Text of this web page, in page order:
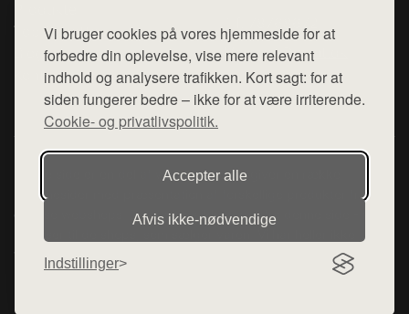
Vi bruger cookies på vores hjemmeside for at
forbedre din oplevelse, vise mere relevant
indhold og analysere trafikken. Kort sagt: for at
siden fungerer bedre – ikke for at være irriterende.
Cookie- og privatlivspolitik.
Accepter alle
Afvis ikke‑nødvendige
Indstillinger
Top Rabatter
Blog
Kontakt
Mail: hej@want.dk
Cookie- og privatlivspolitik
Denne side er en del af want.dk, der udgiver en række
hjemmesider med præsentation af forskellige produkter fra
diverse webshops. Der sælges ikke varer fra denne side - vi
henviser til de shops, som sælger varen. Vi har heller ikke
varerne på lager.